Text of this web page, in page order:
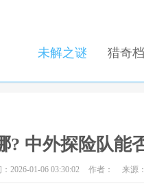
未解之谜 猎奇
? 中外探险队能
2026-01-06 03:30:02 作者： 来源